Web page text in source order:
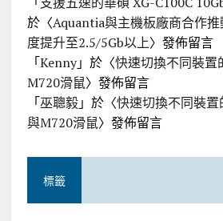
於〈Aquantia與主機板廠商合作
度提升至2.5/5Gb以上〉發佈留言
「Kenny」於〈快速切換不同裝置
M720滑鼠〉發佈留言
「巫聰毅」於〈快速切換不同裝
與M720滑鼠〉發佈留言
標籤